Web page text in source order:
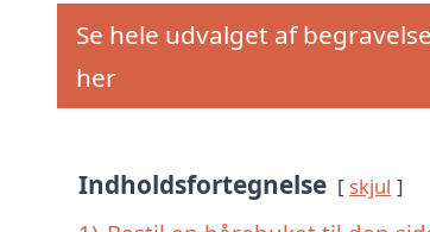
Se hele udvalget af
her
Indholdsfortegnelse skjul